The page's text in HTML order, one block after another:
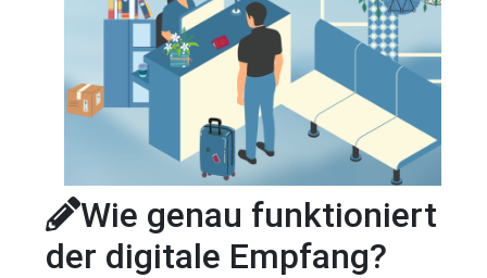
Wie genau funktioniert
der digitale Empfang?